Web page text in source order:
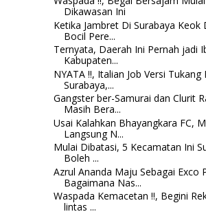
Dikawasan Ini
Ketika Jambret Di Surabaya Keok
Bocil Pere...
Ternyata, Daerah Ini Pernah jadi
Kabupaten...
NYATA !!, Italian Job Versi Tukang
Surabaya,...
Gangster ber-Samurai dan Clurit
Masih Bera...
Usai Kalahkan Bhayangkara FC,
Langsung N...
Mulai Dibatasi, 5 Kecamatan Ini
Boleh ...
Azrul Ananda Maju Sebagai Exco
Bagaimana Nas...
Waspada Kemacetan !!, Begini
lintas ...